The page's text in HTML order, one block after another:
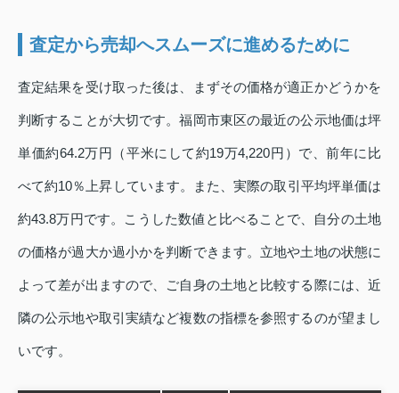
査定から売却へスムーズに進めるために
査定結果を受け取った後は、まずその価格が適正かどうかを
判断することが大切です。福岡市東区の最近の公示地価は坪
単価約64.2万円（平米にして約19万4,220円）で、前年に比
べて約10％上昇しています。また、実際の取引平均坪単価は
約43.8万円です。こうした数値と比べることで、自分の土地
の価格が過大か過小かを判断できます。立地や土地の状態に
よって差が出ますので、ご自身の土地と比較する際には、近
隣の公示地や取引実績など複数の指標を参照するのが望まし
いです。